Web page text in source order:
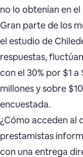
no lo obtenían en
Gran parte de los
el estudio de
respuestas,
con el 30% por $1
millones y sobre
encuestada.
¿Cómo acceden al
prestamistas
con una entrega